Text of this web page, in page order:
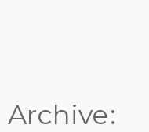
Archive